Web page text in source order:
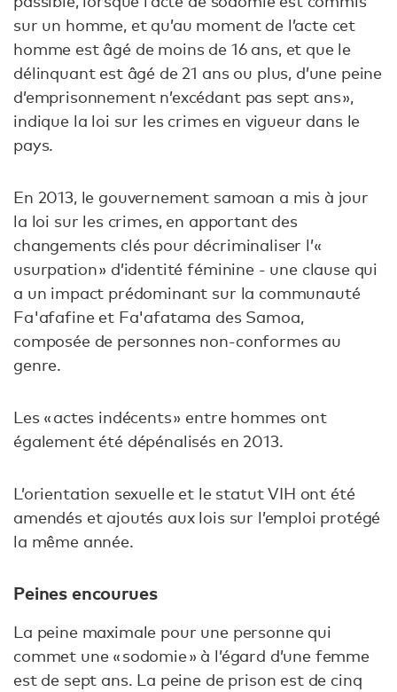
sur un homme, et qu’au moment de l’acte cet
homme est âgé de moins de 16 ans, et que le
délinquant est âgé de 21 ans ou plus, d’une peine
d’emprisonnement n’excédant pas sept ans »,
indique la loi sur les crimes en vigueur dans le
pays.
En 2013, le gouvernement samoan a mis à jour
la loi sur les crimes, en apportant des
changements clés pour décriminaliser l’«
usurpation » d’identité féminine - une clause qui
a un impact prédominant sur la communauté
Fa'afafine et Fa'afatama des Samoa,
composée de personnes non-conformes au
genre.
Les « actes indécents » entre hommes ont
également été dépénalisés en 2013.
L’orientation sexuelle et le statut VIH ont été
amendés et ajoutés aux lois sur l’emploi protégé
la même année.
Peines encourues
La peine maximale pour une personne qui
commet une « sodomie » à l’égard d’une femme
est de sept ans. La peine de prison est de cinq